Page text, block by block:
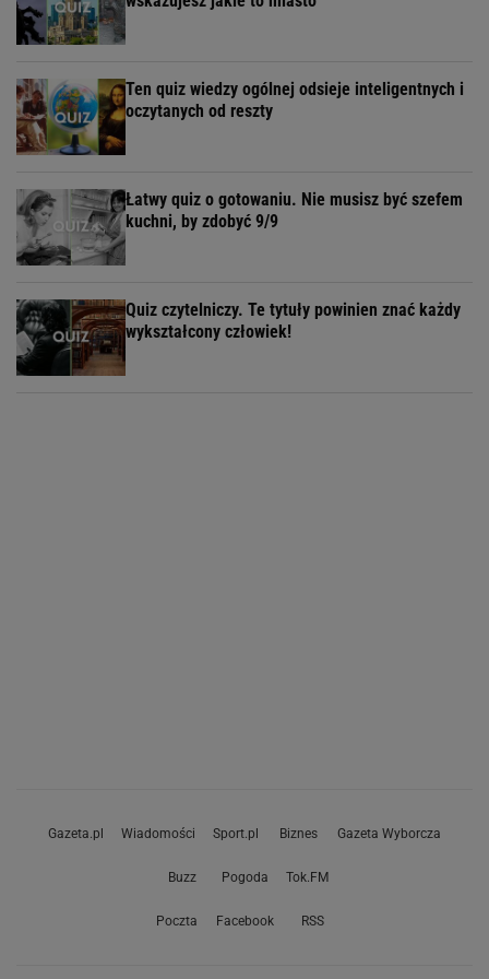
Ten quiz wiedzy ogólnej odsieje inteligentnych i
oczytanych od reszty
Łatwy quiz o gotowaniu. Nie musisz być szefem
kuchni, by zdobyć 9/9
Quiz czytelniczy. Te tytuły powinien znać każdy
wykształcony człowiek!
Gazeta.pl Wiadomości Sport.pl Biznes Gazeta Wyborcza
Buzz Pogoda Tok.FM
Poczta Facebook RSS